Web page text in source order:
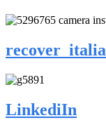
recover_italia
LinkediIn